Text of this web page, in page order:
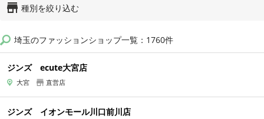
種別を絞り込む
埼玉のファッションショップ一覧：1760件
ジンズ ecute大宮店
大宮 直営店
ジンズ イオンモール川口前川店